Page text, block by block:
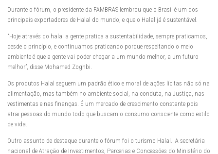
Durante o fórum, o presidente da FAMBRAS lembrou que o Brasil é um dos
principais exportadores de Halal do mundo, e que o Halal já é sustentável.
“Hoje através do halal a gente pratica a sustentabilidade, sempre praticamos,
desde o princípio, e continuamos praticando porque respeitando o meio
ambiente é que a gente vai poder chegar a um mundo melhor, a um futuro
melhor”, disse Mohamed Zoghbi.
Os produtos Halal seguem um padrão ético e moral de ações lícitas não só na
alimentação, mas também no ambiente social, na conduta, na Justiça, nas
vestimentas e nas finanças. É um mercado de crescimento constante pois
atrai pessoas do mundo todo que buscam o consumo consciente como estilo
de vida.
Outro assunto de destaque durante o fórum foi o turismo Halal. A secretária
nacional de Atração de Investimentos, Parcerias e Concessões do Ministério do